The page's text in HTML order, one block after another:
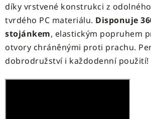
díky vrstvené konstrukci z
tvrdého PC materiálu. Disponuje
stojánkem, elastickým popruhem
otvory chráněnými proti prachu.
dobrodružství i každodenní použití!